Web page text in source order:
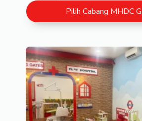
Pilih Cabang MHDC